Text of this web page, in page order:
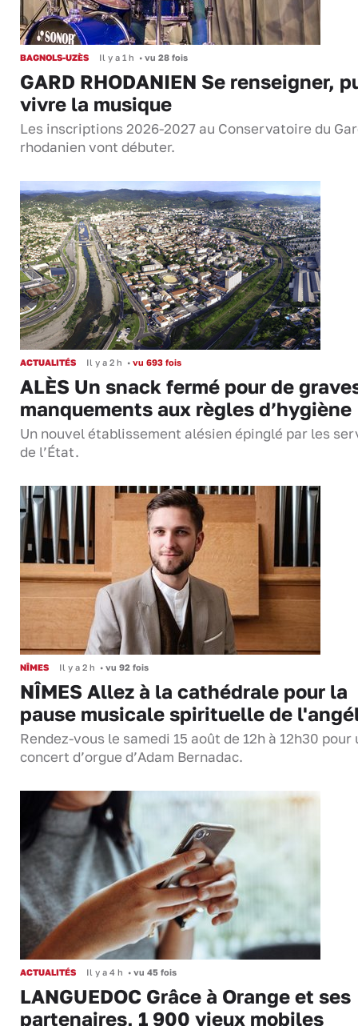
BAGNOLS-UZÈS Il y a 1 h • vu 28 fois
GARD RHODANIEN Se renseigner,
vivre la musique
Les inscriptions 2026-2027 au Conservatoire du
rhodanien vont débuter.
ACTUALITÉS Il y a 2 h • vu 693 fois
ALÈS Un snack fermé pour de
manquements aux règles d’hygiène
Un nouvel établissement alésien épinglé par les
de l’État.
NÎMES Il y a 2 h • vu 92 fois
NÎMES Allez à la cathédrale pour la
pause musicale spirituelle de
Rendez-vous le samedi 15 août de 12h à 12h30 pour
concert d’orgue d’Adam Bernadac.
ACTUALITÉS Il y a 4 h • vu 45 fois
LANGUEDOC Grâce à Orange et ses
partenaires, 1 900 vieux mobiles